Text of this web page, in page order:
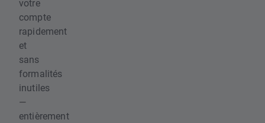
votre
compte
rapidement
et
sans
formalités
inutiles
—
entièrement